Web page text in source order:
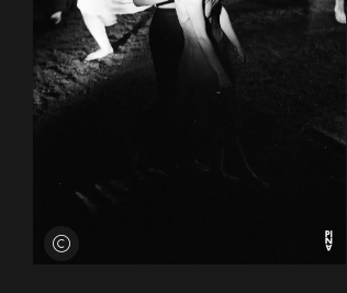
Credits öffnen